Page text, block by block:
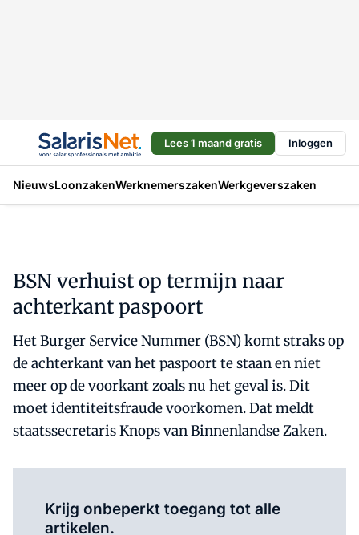
Lees 1 maand gratis Inloggen
NieuwsLoonzakenWerknemerszakenWerkgeverszaken
BSN verhuist op termijn naar
achterkant paspoort
Het Burger Service Nummer (BSN) komt straks op
de achterkant van het paspoort te staan en niet
meer op de voorkant zoals nu het geval is. Dit
moet identiteitsfraude voorkomen. Dat meldt
staatssecretaris Knops van Binnenlandse Zaken.
Krijg onbeperkt toegang tot alle
artikelen.